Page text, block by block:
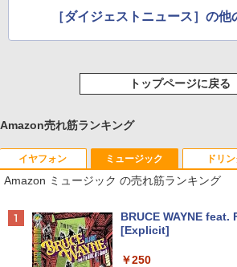
［ダイジェストニュース］の他
トップページに戻る
Amazon売れ筋ランキング
イヤフォン
Anker Soundcore
ミュージック
Amazon ミュージック の売れ筋ランキング
BRUCE WAYNE
[Explicit]
￥250
ドリ